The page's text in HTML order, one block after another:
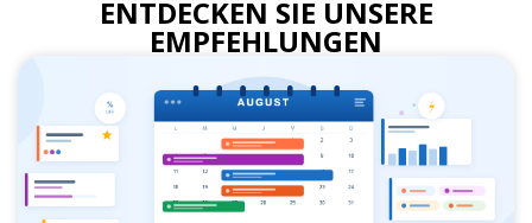
ENTDECKEN SIE UNSERE
EMPFEHLUNGEN